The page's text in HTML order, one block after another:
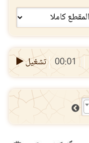
00:01 تشغيل